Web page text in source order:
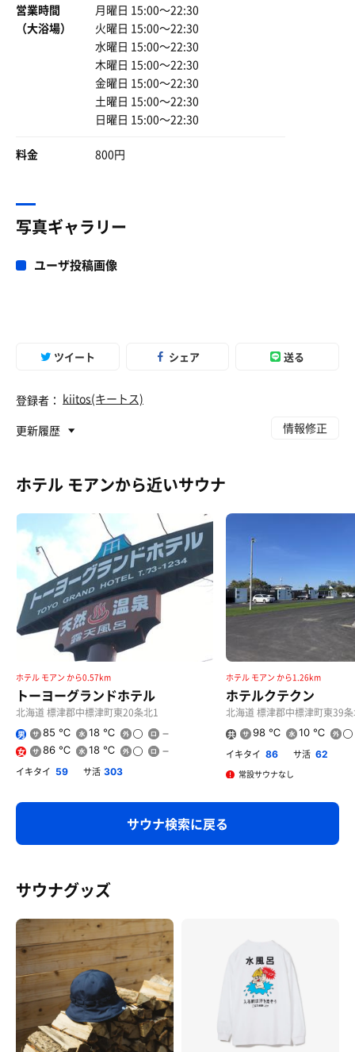
さてさてさて、ついでにもうひとつ。
こちらは業務連絡。
スハラさん未希さん無事にアスパラ食べられました！
結局根室花まるで🤭ご相談に乗っていただきありがとうご
ざいました✨
営業時間
（大浴場）
月曜日 15:00〜22:30
火曜日 15:00〜22:30
水曜日 15:00〜22:30
木曜日 15:00〜22:30
金曜日 15:00〜22:30
土曜日 15:00〜22:30
日曜日 15:00〜22:30
料金 800円
写真ギャラリー
ユーザ投稿画像
ツイート シェア 送る
登録者： kiitos(キートス)
更新履歴
情報修正
ホテル モアンから近いサウナ
ホテル モアン から0.57km
トーヨーグランドホテル
北海道 標津郡中標津町東20条北1
男 85 ℃ 18 ℃
女 86 ℃ 18 ℃
イキタイ 59 サ活 303
ホテル モアン から1.26km
ホテルクテクン
北海道 標津郡中標津町東39
共
98 ℃ 10 ℃
イキタイ 86 サ活 62
常設サウナなし
サウナ検索に戻る
サウナグッズ